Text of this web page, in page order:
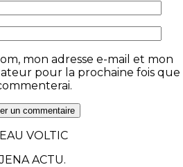
mon adresse e-mail et mon
pour la prochaine fois que
ACTU.